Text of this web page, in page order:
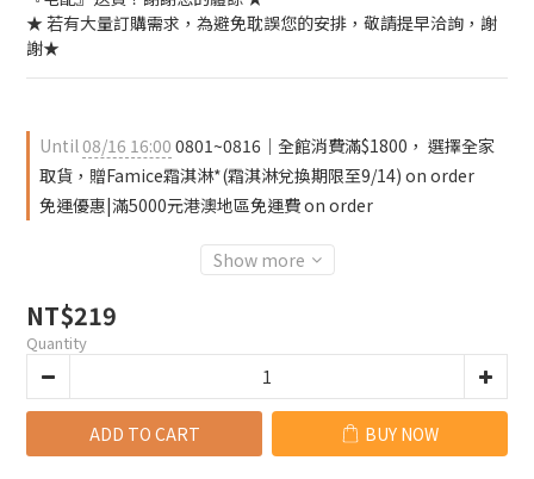
★ 若有大量訂購需求，為避免耽誤您的安排，敬請提早洽詢，謝
謝★
Until08/16 16:00 0801~0816｜全館消費滿$1800， 選擇全家
取貨，贈Famice霜淇淋*(霜淇淋兌換期限至9/14) on order
免運優惠|滿5000元港澳地區免運費 on order
Show more
NT$219
Quantity
ADD TO CART BUY NOW